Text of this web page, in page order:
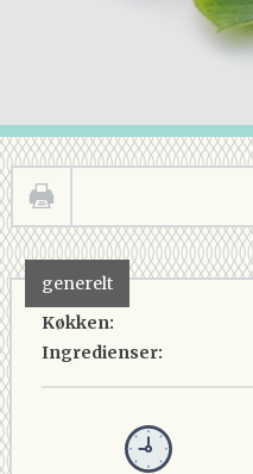
generelt
Køkken:
Ingredienser: